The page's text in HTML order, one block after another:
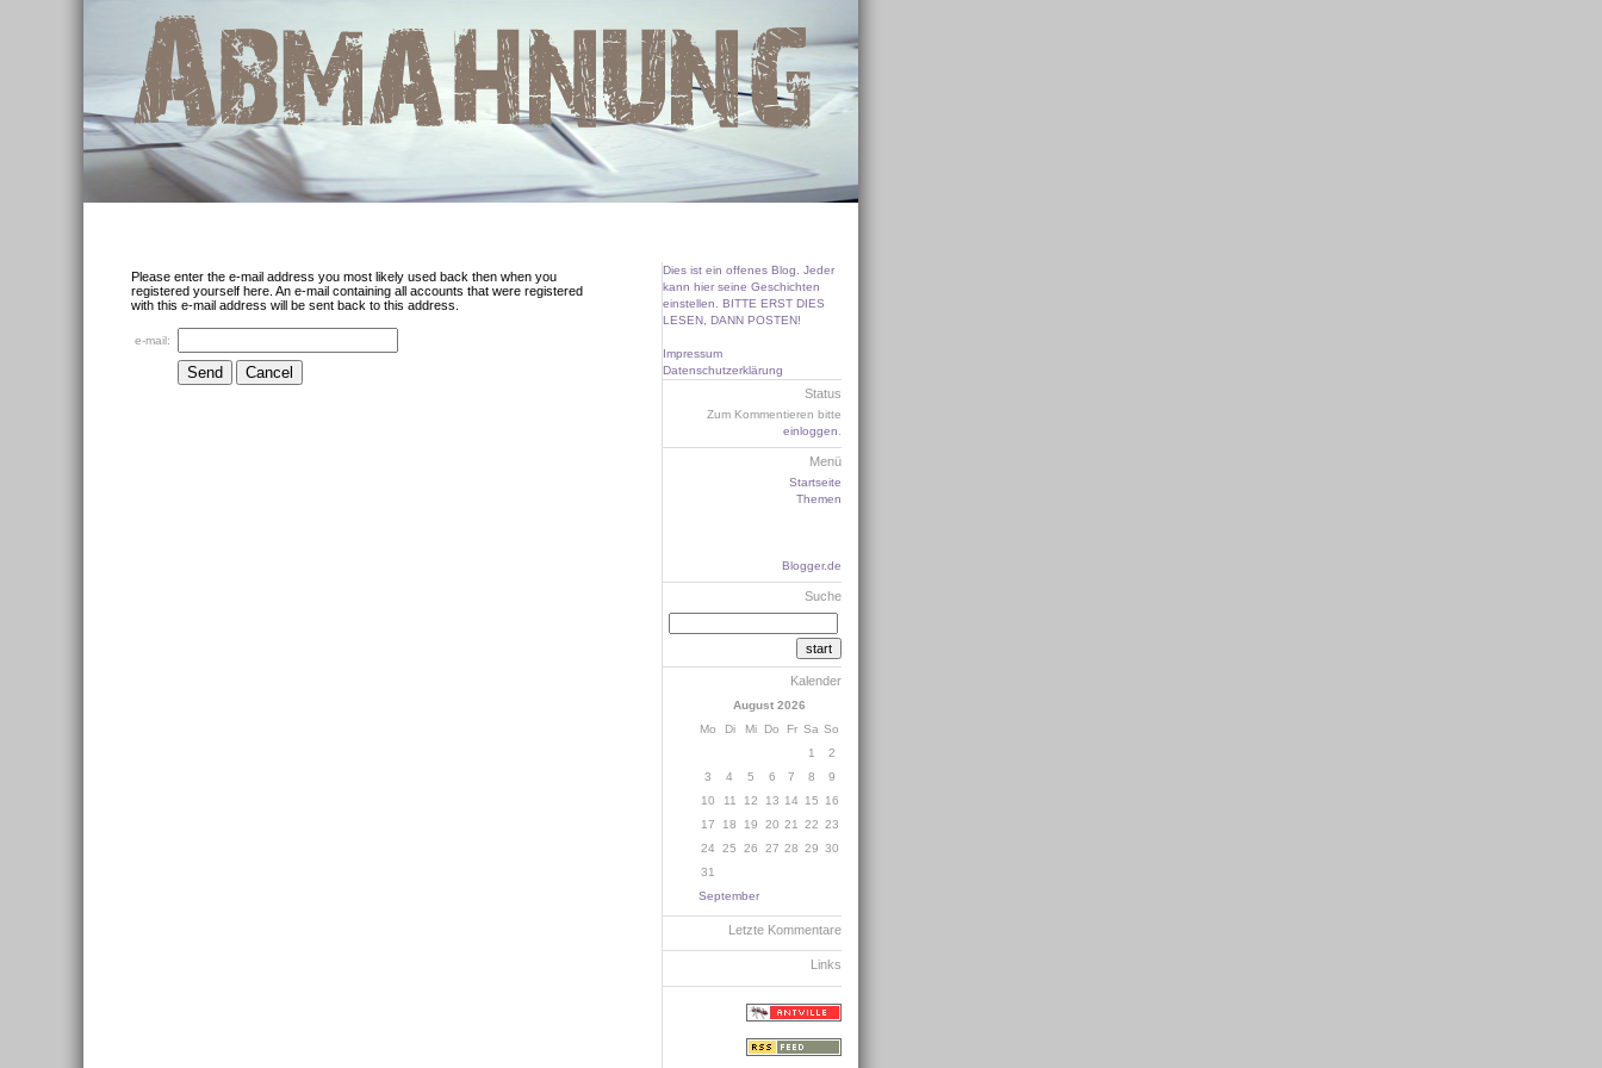
Please enter the e-mail address you most likely used back then when you
registered yourself here. An e-mail containing all accounts that were registered
with this e-mail address will be sent back to this address.
e-mail:
Dies ist ein offenes Blog. Jeder
kann hier seine Geschichten
einstellen. BITTE ERST DIES
LESEN, DANN POSTEN!
Impressum
Datenschutzerklärung
Status
Zum Kommentieren bitte
einloggen
Menü
Startseite
Themen
Blogger.de
Suche
Kalender
August 2026
Mo
Di Mi Do Fr Sa So
1
2
3
4 5 6 7 8
9
10
11 12 13 14 15
16
17
18 19 20 21 22 23
24
25 26 27 28 29 30
31
September
Letzte Kommentare
Links